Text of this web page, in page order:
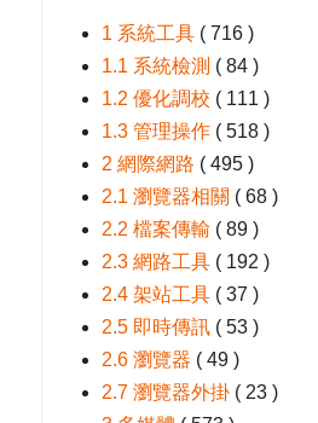
1 系統工具 ( 716 )
1.1 系統檢測 ( 84 )
1.2 優化調校 ( 111 )
1.3 管理操作 ( 518 )
2 網際網路 ( 495 )
2.1 瀏覽器相關 ( 68 )
2.2 檔案傳輸 ( 89 )
2.3 網路工具 ( 192 )
2.4 架站工具 ( 37 )
2.5 即時傳訊 ( 53 )
2.6 瀏覽器 ( 49 )
2.7 瀏覽器外掛 ( 23 )